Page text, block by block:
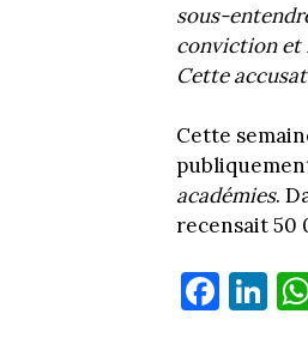
sous-
conviction et
Cette
Cette
académies.
recensait 50
Fa Li